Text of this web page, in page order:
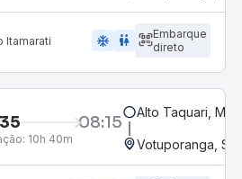
Itamarati ac_unit wc
Embarque
direto
08:15
10h 40m
Alto Taquari, MT
Votuporanga, SP